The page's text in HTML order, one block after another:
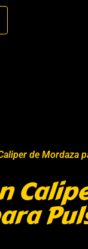
de Mordaza